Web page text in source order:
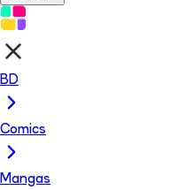
BD
Comics
Mangas